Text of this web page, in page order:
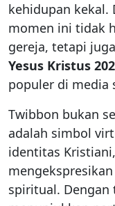
kehidupan kekal.
momen ini tidak
gereja, tetapi
Yesus Kristus
populer di media
Twibbon bukan
adalah simbol
identitas
spiritual.